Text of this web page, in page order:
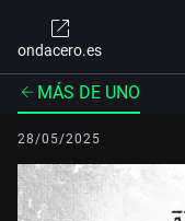
ondacero.es
MÁS DE UNO
28/05/2025